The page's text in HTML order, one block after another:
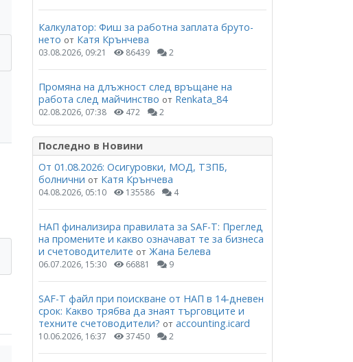
Калкулатор: Фиш за работна заплата бруто-
нето от Катя Крънчева
03.08.2026, 09:21 86439 2
Промяна на длъжност след връщане на
работа след майчинство от Renkata_84
02.08.2026, 07:38 472 2
Последно в Новини
От 01.08.2026: Осигуровки, МОД, ТЗПБ,
болнични от Катя Крънчева
04.08.2026, 05:10 135586 4
НАП финализира правилата за SAF-T: Преглед
на промените и какво означават те за бизнеса
и счетоводителите от Жана Белева
06.07.2026, 15:30 66881 9
SAF-T файл при поискване от НАП в 14-дневен
срок: Какво трябва да знаят търговците и
техните счетоводители? от accounting.icard
10.06.2026, 16:37 37450 2